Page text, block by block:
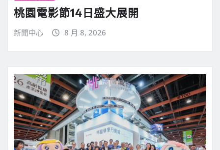
桃園電影節14日盛大展開
新聞中心 8 月 8, 2026